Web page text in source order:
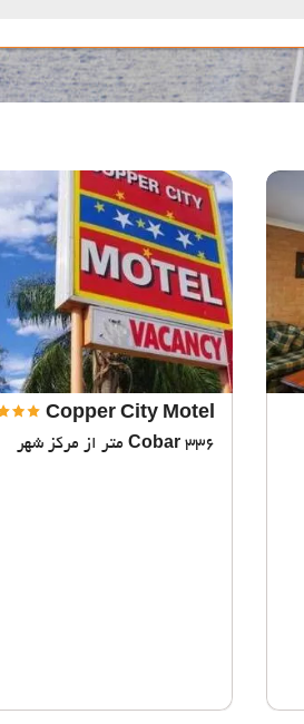
Copper City Motel
Cobar 336 متر از مرکز شهر